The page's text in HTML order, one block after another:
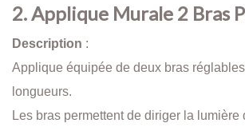
2. Applique Murale 2 Bras
Description :
Applique équipée de deux bras
longueurs.
Les bras permettent de diriger la lumière